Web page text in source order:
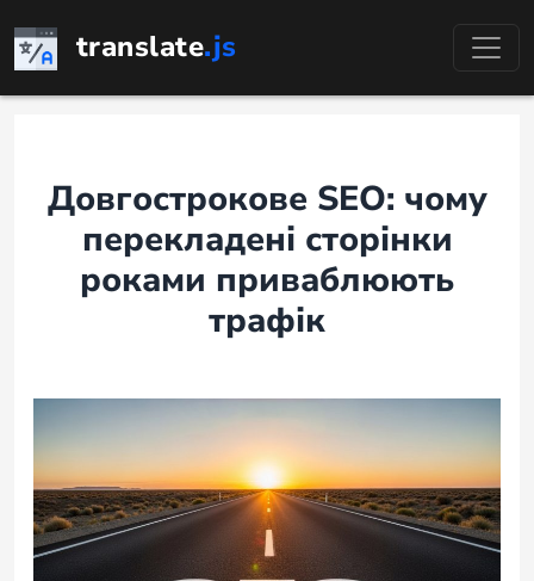
до
змісту
translate.js
Довгострокове SEO: чому
перекладені сторінки
роками приваблюють
трафік